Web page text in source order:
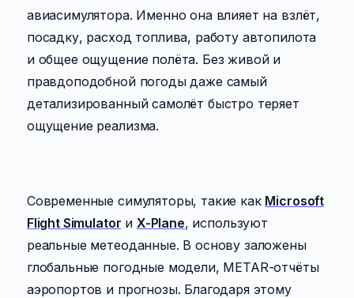
авиасимулятора. Именно она влияет на взлёт,
посадку, расход топлива, работу автопилота
и общее ощущение полёта. Без живой и
правдоподобной погоды даже самый
детализированный самолёт быстро теряет
ощущение реализма.
Современные симуляторы, такие как Microsoft
Flight Simulator и X-Plane, используют
реальные метеоданные. В основу заложены
глобальные погодные модели, METAR-отчёты
аэропортов и прогнозы. Благодаря этому